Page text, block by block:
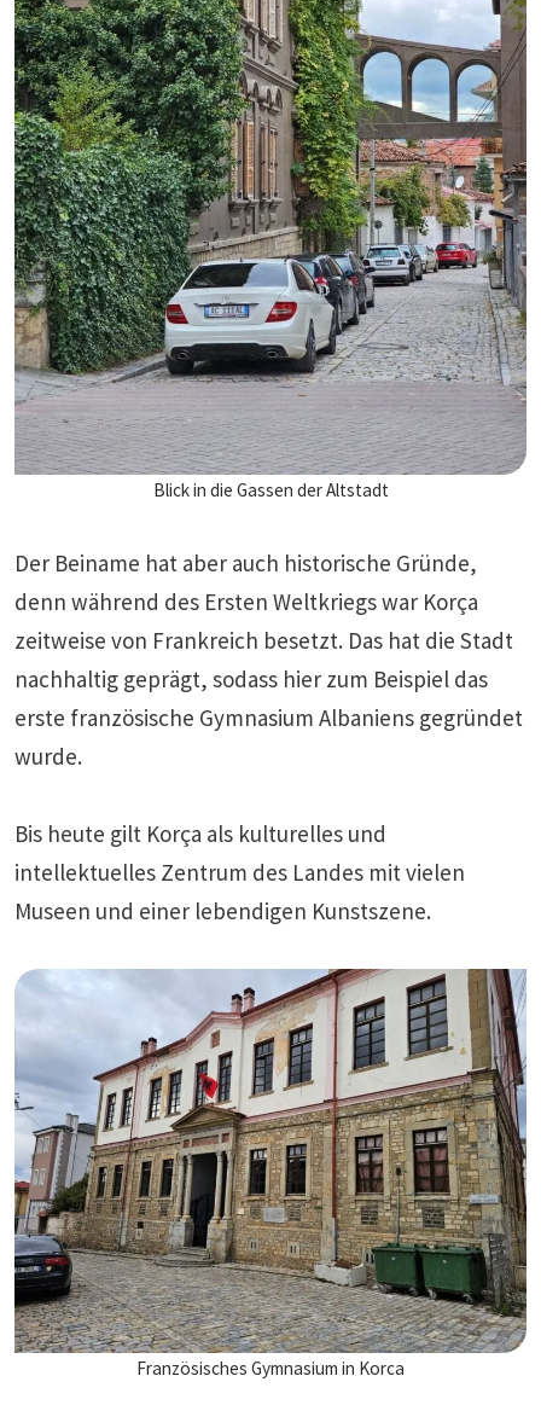
Blick in die Gassen der Altstadt
Der Beiname hat aber auch historische Gründe,
denn während des Ersten Weltkriegs war Korça
zeitweise von Frankreich besetzt. Das hat die Stadt
nachhaltig geprägt, sodass hier zum Beispiel das
erste französische Gymnasium Albaniens gegründet
wurde.
Bis heute gilt Korça als kulturelles und
intellektuelles Zentrum des Landes mit vielen
Museen und einer lebendigen Kunstszene.
Französisches Gymnasium in Korca